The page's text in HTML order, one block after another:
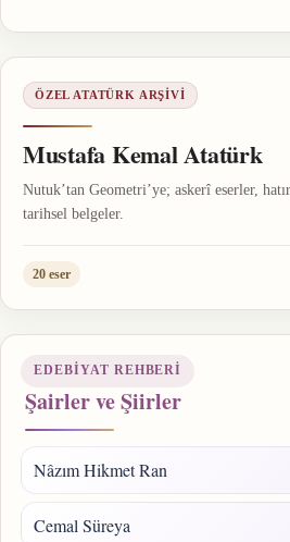
ÖZEL ATATÜRK ARŞIVI
Mustafa Kemal Atatürk
Nutuk’tan Geometri’ye; askerî eserler,
tarihsel belgeler.
20 eser
EDEBIYAT REHBERI
Şairler ve Şiirler
Nâzım Hikmet Ran
Cemal Süreya